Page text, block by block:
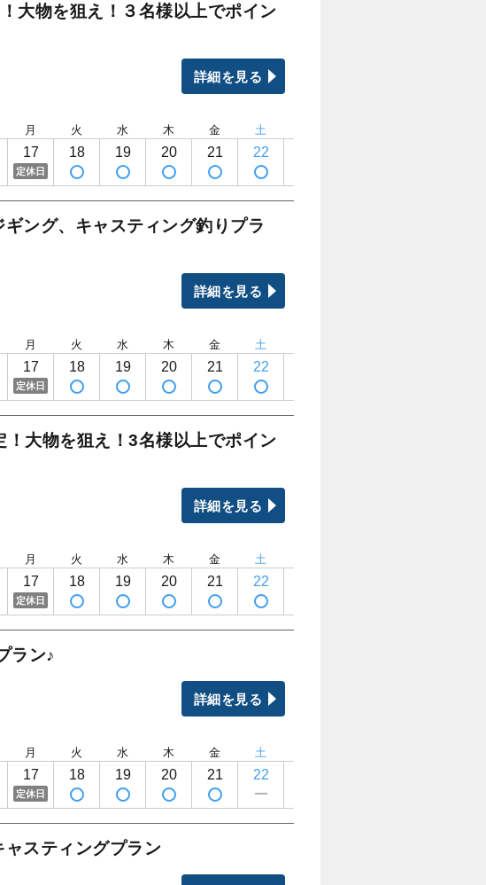
大物を狙え！３名様以上でポイン
詳細を見る
月
17
定休日
火
18
水
19
木
20
金
21
土
22
ング、キャスティング釣りプラ
詳細を見る
月
17
定休日
火
18
水
19
木
20
金
21
土
22
！大物を狙え！3名様以上でポイン
詳細を見る
月
17
定休日
火
18
水
19
木
20
金
21
土
22
ラン♪
詳細を見る
月
17
定休日
火
18
水
19
木
20
金
21
土
22
スティングプラン